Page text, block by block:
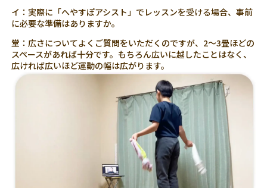
イ：実際に「へやすぽアシスト」でレッスンを受ける場合、事前
に必要な準備はありますか。
堂：広さについてよくご質問をいただくのですが、2〜3畳ほどの
スペースがあれば十分です。もちろん広いに越したことはなく、
広ければ広いほど運動の幅は広がります。